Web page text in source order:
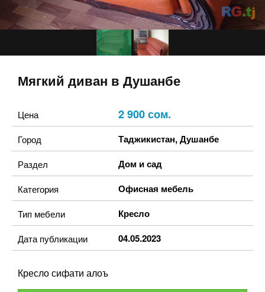
Мягкий диван в Душанбе
Цена 2 900 сом.
Город Таджикистан,Душанбе
Раздел Дом и сад
Категория Офисная мебель
Тип мебели Кресло
Дата публикации 04.05.2023
Кресло сифати алоъ